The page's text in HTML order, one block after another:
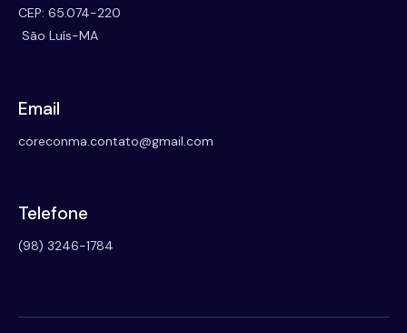
CEP: 65.074-220
São Luís-MA
Email
coreconma.contato@gmail.com
Telefone
(98) 3246-1784